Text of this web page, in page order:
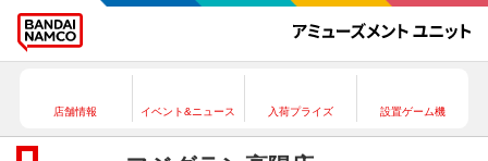
店舗情報 イベント&ニュース 入荷プライズ 設置ゲーム機